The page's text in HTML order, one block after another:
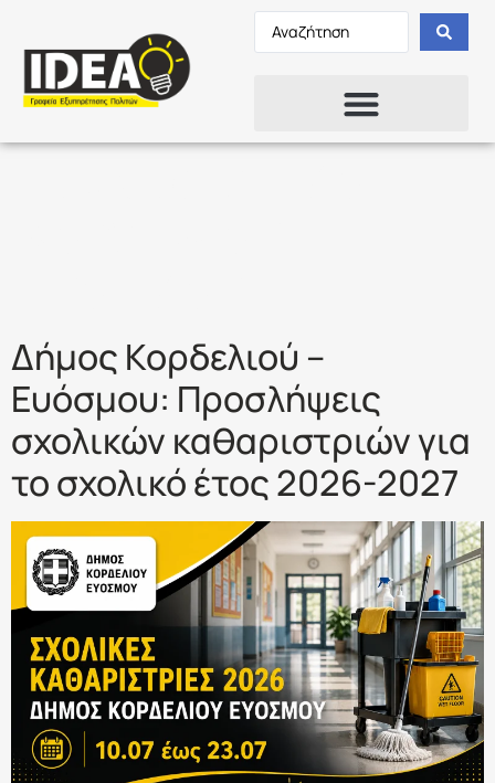
Δήμος Κορδελιού –
Ευόσμου: Προσλήψεις
σχολικών καθαριστριών για
το σχολικό έτος 2026-2027